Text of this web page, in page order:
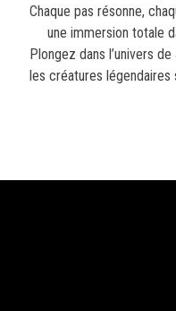
Chaque pas résonne,
une immersion totale
Plongez dans l’univers
les créatures légendaires